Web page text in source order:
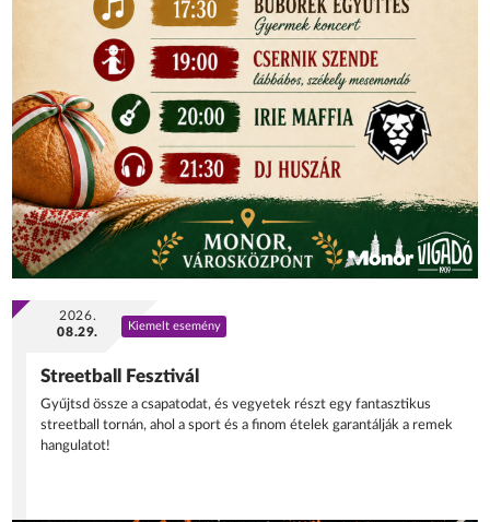
2026.
08.29.
Kiemelt esemény
Streetball Fesztivál
Gyűjtsd össze a csapatodat, és vegyetek részt egy fantasztikus
streetball tornán, ahol a sport és a finom ételek garantálják a remek
hangulatot!